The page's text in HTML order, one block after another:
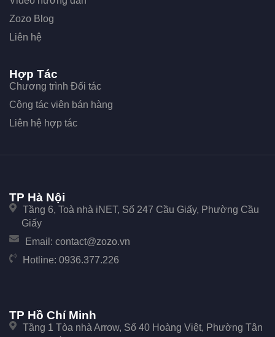
Zozo Blog
Liên hệ
Hợp Tác
Chương trình Đối tác
Cộng tác viên bán hàng
Liên hệ hợp tác
TP Hà Nội
Tầng 6, Toà nhà iNET, Số 247 Cầu Giấy, Phường Cầu
Giấy
Email: contact@zozo.vn
Hotline: 0936.377.226
TP Hồ Chí Minh
Tầng 1 Tòa nhà Arrow, Số 40 Hoàng Việt, Phường Tân